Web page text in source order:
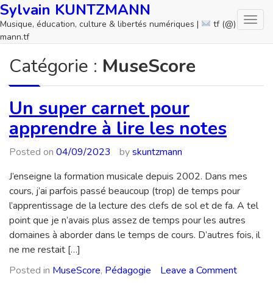
Skip
to
content
Sylvain KUNTZMANN
Musique, éducation, culture & libertés numériques |
tf (@)
mann.tf
Catégorie : MuseScore
Un super carnet pour
apprendre à lire les notes
Posted on 04/09/2023 byskuntzmann
J’enseigne la formation musicale depuis 2002. Dans mes
cours, j’ai parfois passé beaucoup (trop) de temps pour
l’apprentissage de la lecture des clefs de sol et de fa. A tel
point que je n’avais plus assez de temps pour les autres
domaines à aborder dans le temps de cours. D’autres fois, il
ne me restait […]
Posted in MuseScore, Pédagogie Leave a Commenton